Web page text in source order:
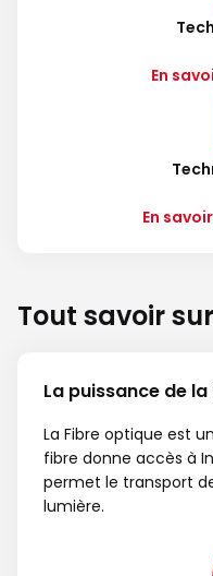
En
En
Tout savoir
La puissance de la
La Fibre optique est
fibre donne accès à
permet le transport
lumière.